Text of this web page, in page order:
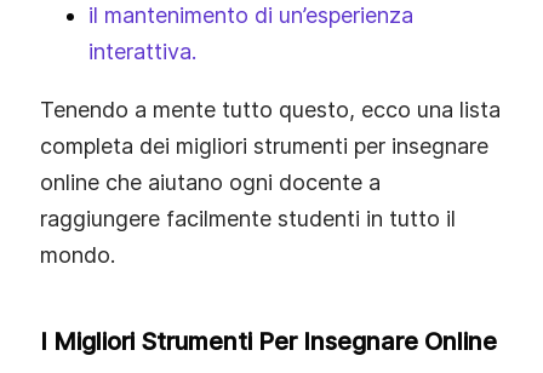
il mantenimento di un’esperienza
interattiva.
Tenendo a mente tutto questo, ecco una lista
completa dei migliori strumenti per insegnare
online che aiutano ogni docente a
raggiungere facilmente studenti in tutto il
mondo.
I Migliori Strumenti Per Insegnare Online